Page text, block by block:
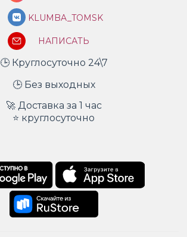
KLUMBA_TOMSK
НАПИСАТЬ
🕒 Круглосуточно 24\7
🕒 Без выходных
🚀 Доставка за 1 час
⭐ круглосуточно